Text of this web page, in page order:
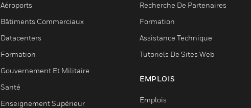
Aéroports
Bâtiments Commerciaux
Datacenters
Formation
Gouvernement Et Militaire
Santé
Enseignement Supérieur
Recherche De Partenaires
Formation
Assistance Technique
Tutoriels De Sites Web
EMPLOIS
Emplois